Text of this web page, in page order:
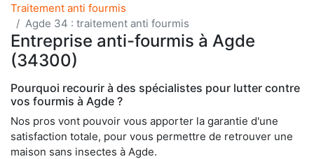
Traitement anti fourmis
Agde 34 : traitement anti fourmis
Entreprise anti-fourmis à Agde
(34300)
Pourquoi recourir à des spécialistes pour lutter contre
vos fourmis à Agde ?
Nos pros vont pouvoir vous apporter la garantie d'une
satisfaction totale, pour vous permettre de retrouver une
maison sans insectes à Agde.